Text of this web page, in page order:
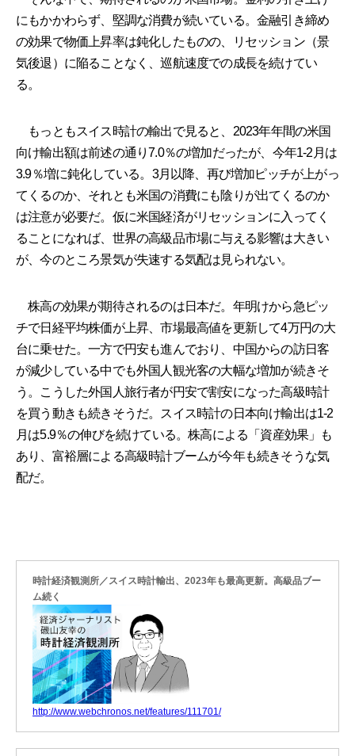
にもかかわらず、堅調な消費が続いている。金融引き締め
の効果で物価上昇率は鈍化したものの、リセッション（景
気後退）に陥ることなく、巡航速度での成長を続けてい
る。
もっともスイス時計の輸出で見ると、2023年年間の米国
向け輸出額は前述の通り7.0％の増加だったが、今年1-2月は
3.9％増に鈍化している。3月以降、再び増加ピッチが上がっ
てくるのか、それとも米国の消費にも陰りが出てくるのか
は注意が必要だ。仮に米国経済がリセッションに入ってく
ることになれば、世界の高級品市場に与える影響は大きい
が、今のところ景気が失速する気配は見られない。
株高の効果が期待されるのは日本だ。年明けから急ピッ
チで日経平均株価が上昇、市場最高値を更新して4万円の大
台に乗せた。一方で円安も進んでおり、中国からの訪日客
が減少している中でも外国人観光客の大幅な増加が続きそ
う。こうした外国人旅行者が円安で割安になった高級時計
を買う動きも続きそうだ。スイス時計の日本向け輸出は1-2
月は5.9％の伸びを続けている。株高による「資産効果」も
あり、富裕層による高級時計ブームが今年も続きそうな気
配だ。
時計経済観測所／スイス時計輸出、2023年も最高更新。高級品ブー
ム続く
http://www.webchronos.net/features/111701/